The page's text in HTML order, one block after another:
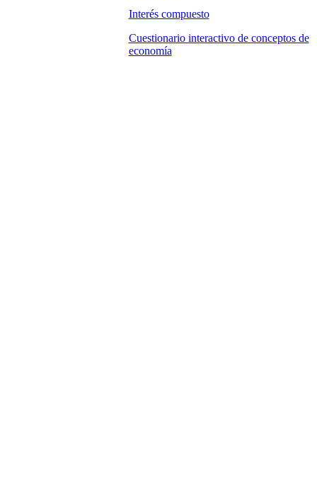
Interés compuesto
Cuestionario interactivo de conceptos de
economía